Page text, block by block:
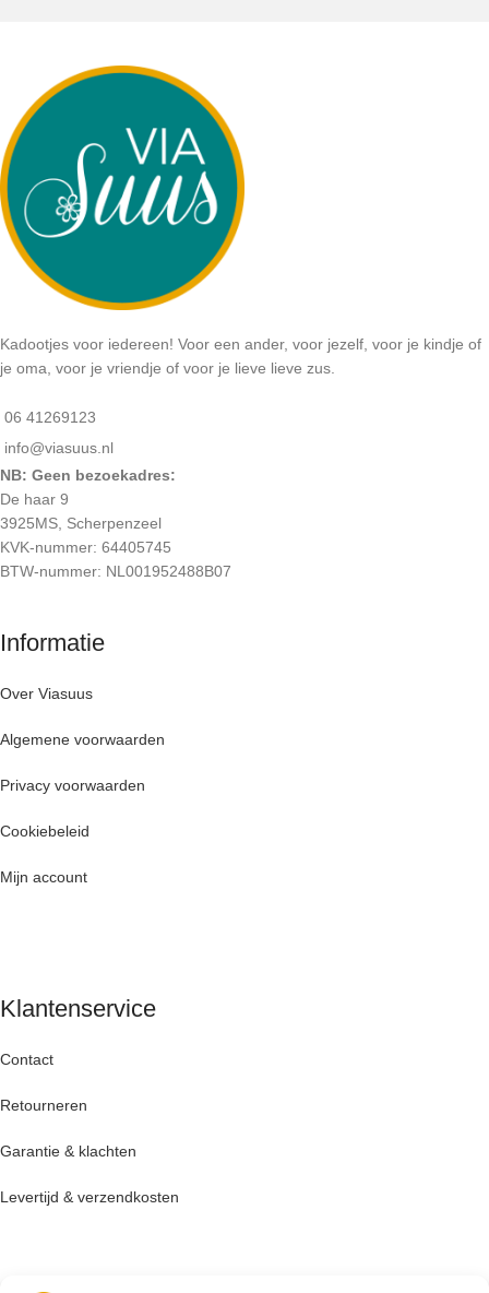
Kadootjes voor iedereen! Voor een ander, voor jezelf, voor je kindje of
je oma, voor je vriendje of voor je lieve lieve zus.
06 41269123
info@viasuus.nl
NB: Geen bezoekadres:
De haar 9
3925MS, Scherpenzeel
KVK-nummer: 64405745
BTW-nummer: NL001952488B07
Informatie
Over Viasuus
Algemene voorwaarden
Privacy voorwaarden
Cookiebeleid
Mijn account
Klantenservice
Contact
Retourneren
Garantie & klachten
Levertijd & verzendkosten